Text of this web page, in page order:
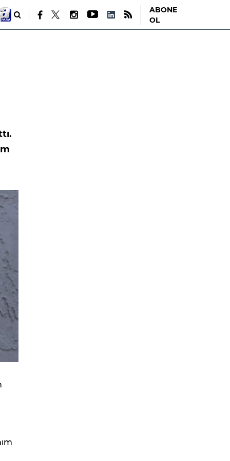
ABONE
OL